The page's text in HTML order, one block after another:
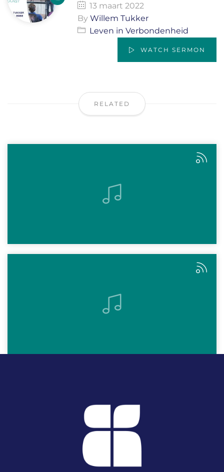
13 maart 2022
By Willem Tukker
Leven in Verbondenheid
WATCH SERMON
RELATED